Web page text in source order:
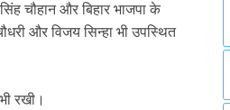
चौहान और बिहार भाजपा के
और विजय सिन्हा भी उपस्थित
रखी।